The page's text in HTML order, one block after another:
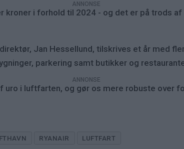
kroner i forhold til 2024 - og det er på trods
Jan Hessellund, tilskrives et år med
parkering samt butikker og
i luftfarten, og gør os mere robuste over
RYANAIR LUFTFART